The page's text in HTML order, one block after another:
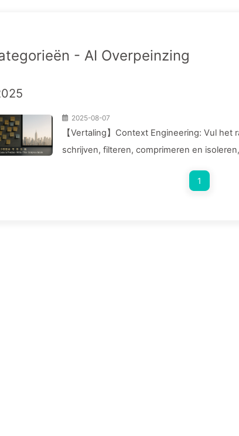
- AI Overpeinzing
2025-08-07
【Vertaling】Context Engineering: Vul
schrijven, filteren, comprimeren en
1